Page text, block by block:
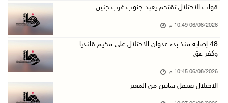
رابطة العالم الإسلامي تدين تواصل انتهاكات الا ...
اليونيسف: استشهاد 300 طفل منذ وقف إطلاق النار ...
قوات الاحتلال تقتحم يعبد جنوب غرب جنين
06/08/2026 10:49 م
48 إصابة منذ بدء عدوان الاحتلال على مخيم قلنديا
وكفر عق
06/08/2026 10:45 م
الاحتلال يعتقل شابين من المغير